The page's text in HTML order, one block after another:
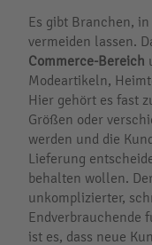
Es gibt Branchen,
vermeiden lassen.
Commerce-Bereich
Modeartikeln,
Hier gehört es fast
Größen oder
werden und die
Lieferung
behalten wollen.
unkomplizierter,
Endverbrauchende
ist es, dass neue